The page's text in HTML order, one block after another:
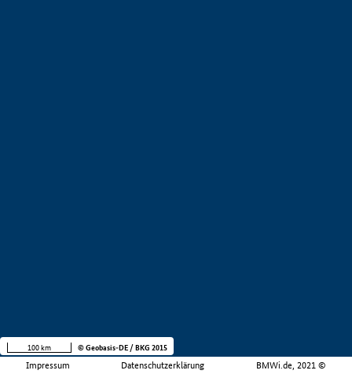
Impressum Datenschutzerklärung BMWi.de, 2021 ©
100 km © Geobasis-DE / BKG 2015